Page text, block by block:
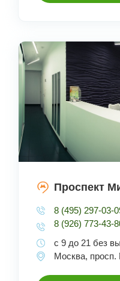
Проспект
8 (495) 297-03-
8 (926) 773-43-
с 9 до 21 без
Москва, просп.